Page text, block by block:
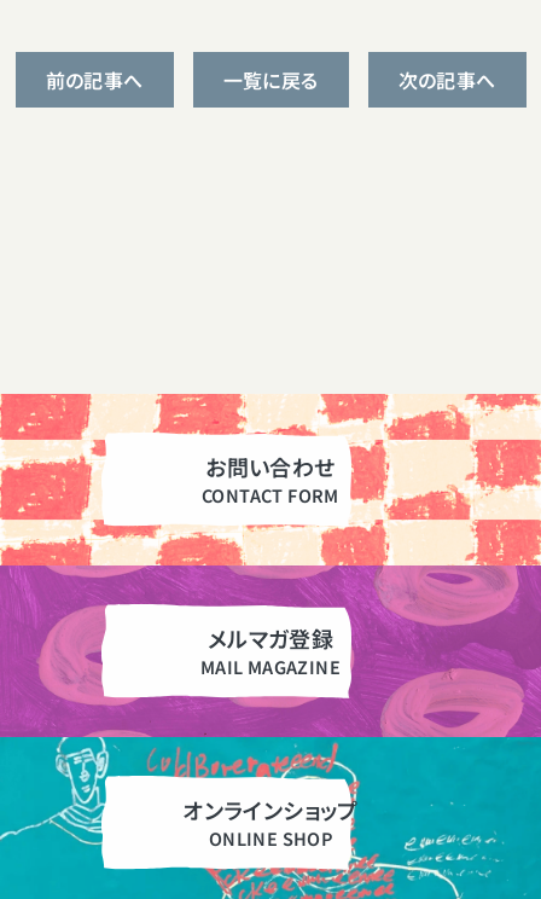
前の記事へ 一覧に戻る 次の記事へ
お問い合わせ
メルマガ登録
オンラインショップ